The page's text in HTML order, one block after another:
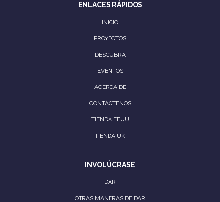
ENLACES RÁPIDOS
INICIO
PROYECTOS
DESCUBRA
EVENTOS
ACERCA DE
CONTÁCTENOS
TIENDA EEUU
TIENDA UK
INVOLÚCRASE
DAR
OTRAS MANERAS DE DAR